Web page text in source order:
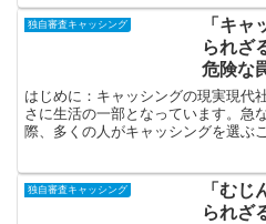
独自審査キャッシング
「キ
られざ
危険な
はじめに：キャッシングの現実現代
さに生活の一部となっています。急
際、多くの人がキャッシングを選ぶ
ています。しかし、その背景には私
独自審査キャッシング
「む
られざ